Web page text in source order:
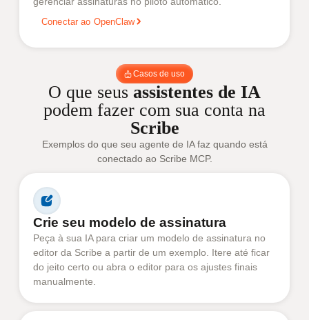
Conectar ao OpenClaw
Casos de uso
O que seus assistentes de IA
podem fazer com sua conta na
Scribe
Exemplos do que seu agente de IA faz quando está
conectado ao Scribe MCP.
Crie seu modelo de assinatura
Peça à sua IA para criar um modelo de assinatura no
editor da Scribe a partir de um exemplo. Itere até ficar
do jeito certo ou abra o editor para os ajustes finais
manualmente.